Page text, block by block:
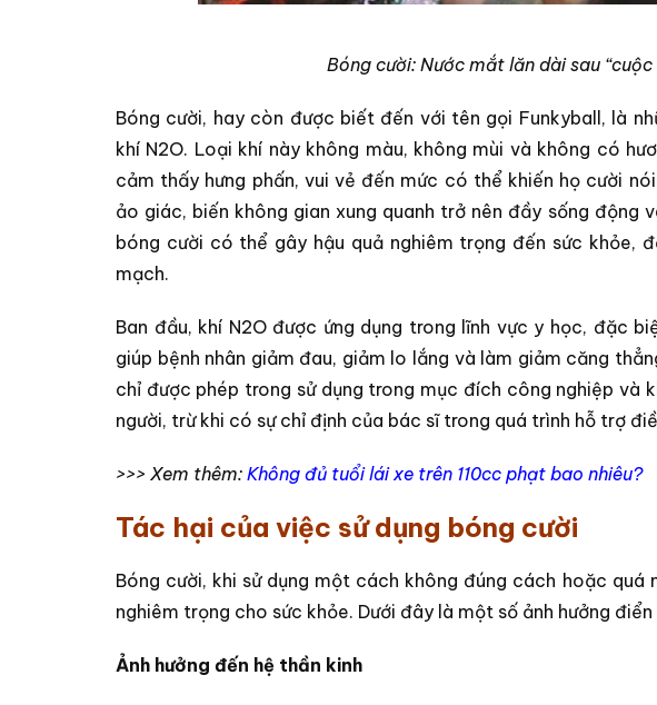
Bóng cười: Nước mắt lăn dài sau “cuộc
Bóng cười, hay còn được biết đến với tên gọi Funkyball, là
khí N2O. Loại khí này không màu, không mùi và không có
cảm thấy hưng phấn, vui vẻ đến mức có thể khiến họ cười
ảo giác, biến không gian xung quanh trở nên đầy sống động
bóng cười có thể gây hậu quả nghiêm trọng đến sức khỏe,
mạch.
Ban đầu, khí N2O được ứng dụng trong lĩnh vực y học, đặc
giúp bệnh nhân giảm đau, giảm lo lắng và làm giảm căng
chỉ được phép trong sử dụng trong mục đích công nghiệp và
người, trừ khi có sự chỉ định của bác sĩ trong quá trình hỗ trợ
>>> Xem thêm: Không đủ tuổi lái xe trên 110cc phạt bao nhiêu?
Tác hại của việc sử dụng bóng cười
Bóng cười, khi sử dụng một cách không đúng cách hoặc quá
nghiêm trọng cho sức khỏe. Dưới đây là một số ảnh hưởng
Ảnh hưởng đến hệ thần kinh